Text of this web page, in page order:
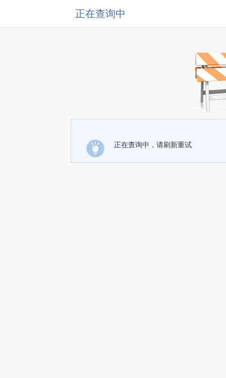
正在查询中
正在查询中，请刷新重试